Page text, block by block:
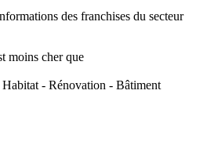
des franchises du secteur
moins cher que
Habitat - Rénovation - Bâtiment